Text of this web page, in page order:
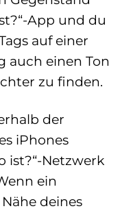
App und du
auf einer
auch einen Ton
zu finden.
der
iPhones
ist?“-Netzwerk
ein
deines